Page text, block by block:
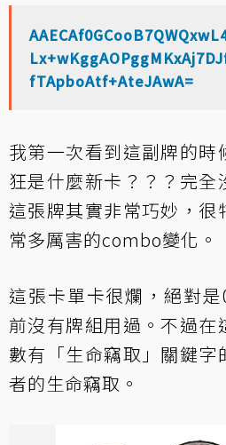
fTApboAtf+AteJAwA=
我第一次看到這副牌的時
狂是什麼新卡？？？完全
這張牌其實非常巧妙，很
常多厲害的combo變化。
這張卡單卡很爛，絕對
前沒有牌組用過。不過在
數有「生命竊取」關鍵字
者的生命竊取。